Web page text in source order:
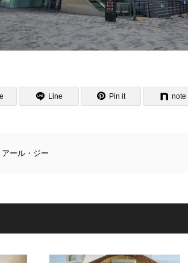
Line Pin it note
ール・ジー